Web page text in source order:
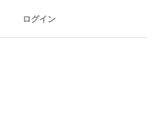
ログイン